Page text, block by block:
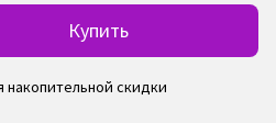
Купить
накопительной скидки